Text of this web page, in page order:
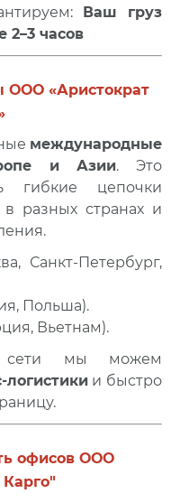
Ваш груз
2–3 часов
ООО «Аристократ
международные
и Азии. Это
гибкие цепочки
в разных странах и
Санкт-Петербург,
Польша).
Вьетнам).
сети мы можем
логистикии быстро
офисов ООО